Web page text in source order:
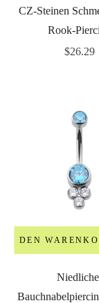
CZ-Steinen
Rook-
$26.29
IN DEN